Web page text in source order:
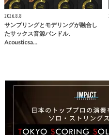
2026.8.8
サンプリングとモデリングが融合し
たサックス音源バンドル、
Acousticsa…